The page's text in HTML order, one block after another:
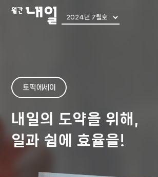
우리사이
어쩌다 우린
토픽 에세이
내일의 도약을 위해,
일과 쉼에 효율을!